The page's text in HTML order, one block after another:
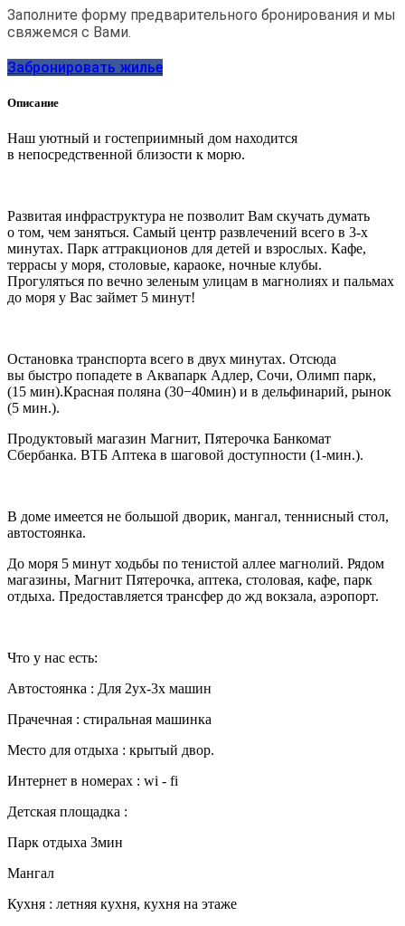
Заполните форму предварительного бронирования и мы
свяжемся с Вами.
Забронировать жилье
Описание
Наш уютный и гостеприимный дом находится
в непосредственной близости к морю.
Развитая инфраструктура не позволит Вам скучать думать
о том, чем заняться. Самый центр развлечений всего в 3-х
минутах. Парк аттракционов для детей и взрослых. Кафе,
террасы у моря, столовые, караоке, ночные клубы.
Прогуляться по вечно зеленым улицам в магнолиях и пальмах
до моря у Вас займет 5 минут!
Остановка транспорта всего в двух минутах. Отсюда
вы быстро попадете в Аквапарк Адлер, Сочи, Олимп парк,
(15 мин).Красная поляна (30−40мин) и в дельфинарий, рынок
(5 мин.).
Продуктовый магазин Магнит, Пятерочка Банкомат
Сбербанка. ВТБ Аптека в шаговой доступности (1-мин.).
В доме имеется не большой дворик, мангал, теннисный стол,
автостоянка.
До моря 5 минут ходьбы по тенистой аллее магнолий. Рядом
магазины, Магнит Пятерочка, аптека, столовая, кафе, парк
отдыха. Предоставляется трансфер до жд вокзала, аэропорт.
Что у нас есть:
Автостоянка : Для 2ух-3х машин
Прачечная : стиральная машинка
Место для отдыха : крытый двор.
Интернет в номерах : wi - fi
Детская площадка :
Парк отдыха 3мин
Мангал
Кухня : летняя кухня, кухня на этаже